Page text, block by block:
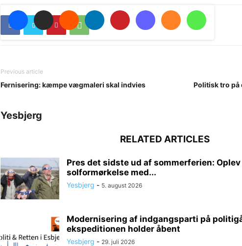
Previous article
Fernisering: kæmpe vægmaleri skal indvies Politisk tro på
Yesbjerg
RELATED ARTICLES
Pres det sidste ud af sommerferien:
solformørkelse med...
Yesbjerg - 5. august 2026
Modernisering af indgangsparti på
ekspeditionen holder åbent
Yesbjerg - 29. juli 2026